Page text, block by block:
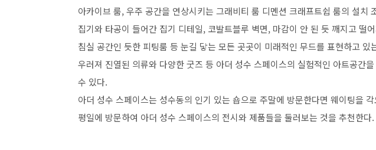
아카이브 룸, 우주 공간을 연상시키는 그래비티 룸 디멘션 크래프트쉽 룸의 설치
집기와 타공이 들어간 집기 디테일, 코발트블루 벽면, 마감이 안 된 듯 깨지고 떨
침실 공간인 듯한 피팅룸 등 눈길 닿는 모든 곳곳이 미래적인 무드를 표현하고 있
우러져 진열된 의류와 다양한 굿즈 등 아더 성수 스페이스의 실험적인 아트공간
수 있다.
아더 성수 스페이스는 성수동의 인기 있는 숍으로 주말에 방문한다면 웨이팅을
평일에 방문하여 아더 성수 스페이스의 전시와 제품들을 둘러보는 것을 추천한다.